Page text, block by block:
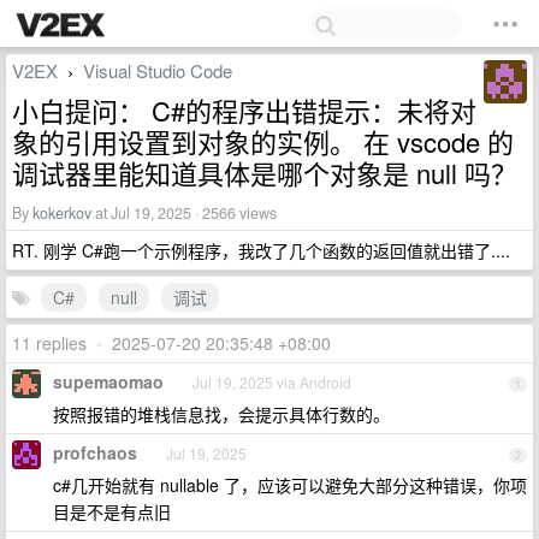
V2EX › Visual Studio Code
小白提问： C#的程序出错提示：未将对
象的引用设置到对象的实例。 在 vscode 的
调试器里能知道具体是哪个对象是 null 吗？
Bykokerkovat Jul 19, 2025 · 2566 views
RT. 刚学 C#跑一个示例程序，我改了几个函数的返回值就出错了....
C#
null
调试
11 replies • 2025-07-20 20:35:48 +08:00
1
supemaomao Jul 19, 2025 via Android
按照报错的堆栈信息找，会提示具体行数的。
2
profchaos Jul 19, 2025
c#几开始就有 nullable 了，应该可以避免大部分这种错误，你项
目是不是有点旧